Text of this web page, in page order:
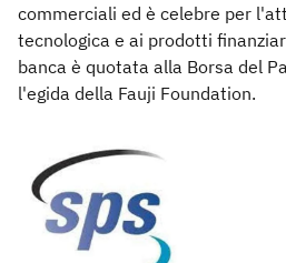
commerciali ed è celebre per
tecnologica e ai prodotti
banca è quotata alla Borsa del
l'egida della Fauji Foundation.